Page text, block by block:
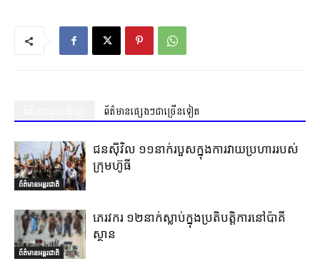
ព័ត៌មានផ្សេងៗជាច្រើនទៀត
ព័ត៌មានអន្តរជាតិ
ជនស៊ីវិល ១១នាក់របួសក្នុងការវាយប្រហាររបស់
ក្រុមហ៊ូធី
ព័ត៌មានអន្តរជាតិ
ភេរវករ ១២នាក់ស្លាប់ក្នុងប្រតិបត្តិការនៅប៉ាគី
ស្ថាន